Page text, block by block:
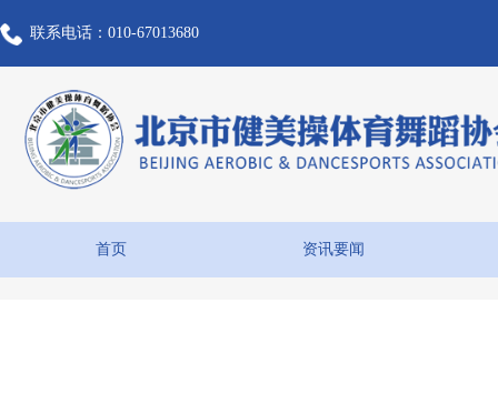
联系电话：010-67013680
首页 资讯要闻